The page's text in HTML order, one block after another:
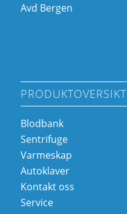
Avd Bergen
PRODUKTOVERSIKT
Blodbank
Sentrifuge
Varmeskap
Autoklaver
Kontakt oss
Service